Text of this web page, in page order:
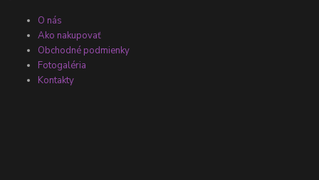
O nás
Ako nakupovať
Obchodné podmienky
Fotogaléria
Kontakty